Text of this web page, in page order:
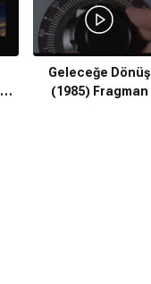
Geleceğe Dönüş
(1985) Fragman